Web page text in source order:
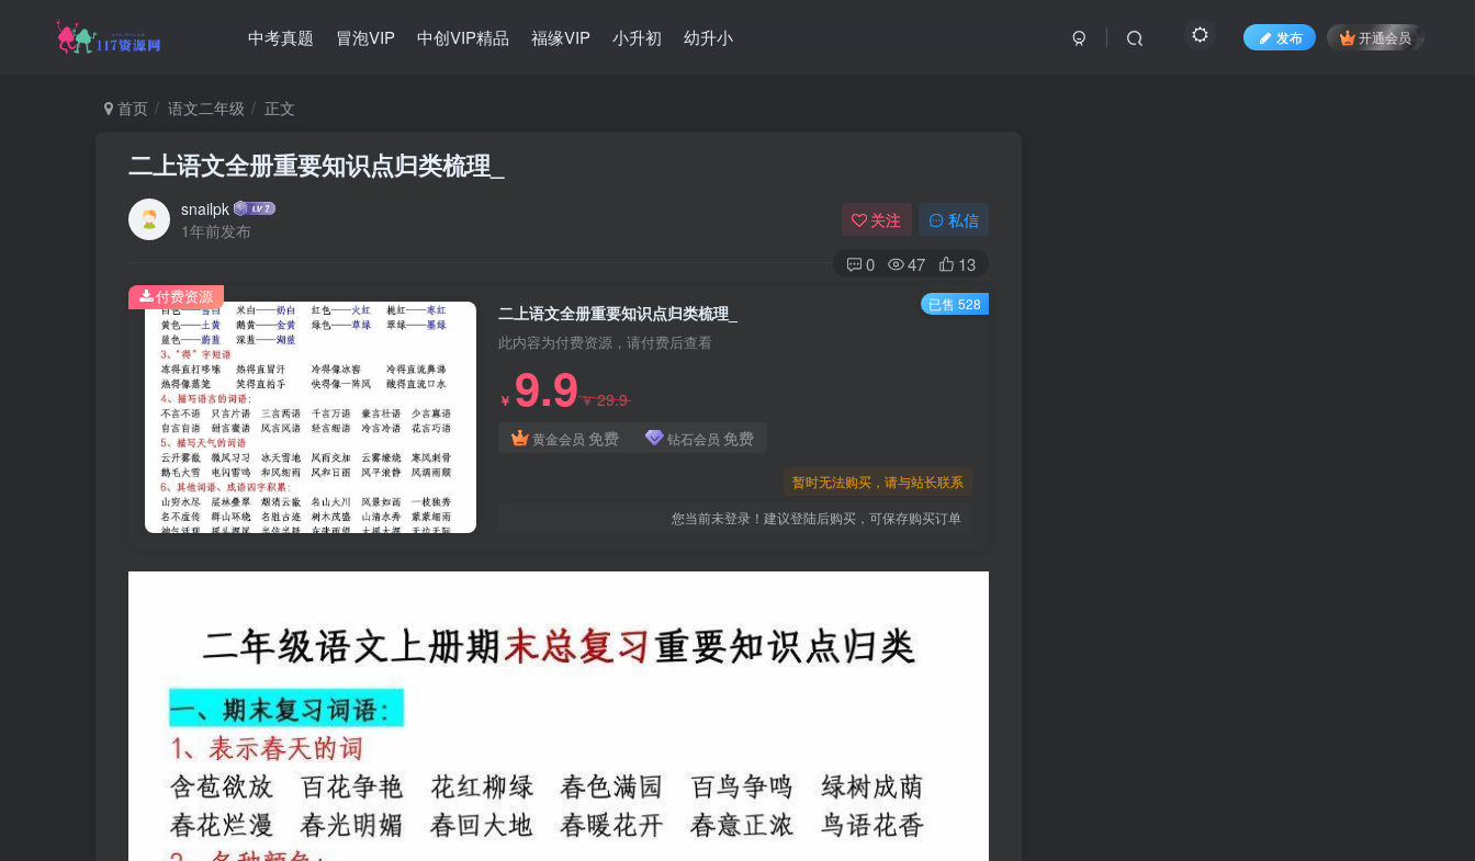
中考真题 冒泡VIP 中创VIP精品 福缘VIP 小升初 幼升小 发布 开通会员
首页 语文二年级 正文
二上语文全册重要知识点归类梳理_
snailpk
1年前发布
关注 私信
0 47 13
二上语文全册重要知识点归类梳理_
此内容为付费资源，请付费后查看
￥ 9.9￥29.9
黄金会员 免费 钻石会员 免费
暂时无法购买，请与站长联系
您当前未登录！建议登陆后购买，可保存购买订单
付费资源 已售 528